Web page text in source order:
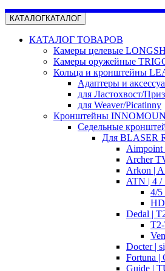
КАТАЛОГКАТАЛОГ
КАТАЛОГ ТОВАРОВ
Камеры целевые
Камеры оружейные
Кольца и кронштейны
Адаптеры и
для Ластохвост/
для Weaver/Picatinny
Кронштейны
Седельные
Для BLASER
Aimpoint
Archer
Arkon |
ATN | 4 /
4/5
Dedal |
Docter |
Fortuna |
Guide |